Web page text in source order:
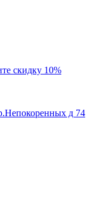
скидку 10%
д 74